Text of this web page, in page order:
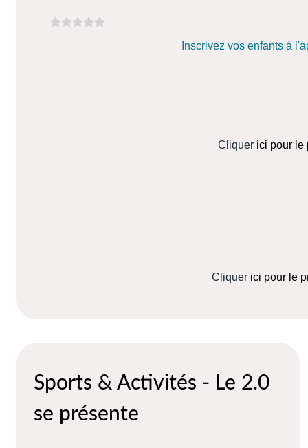
Inscrivez vos enfants à
Cliquer ici pour le
Cliquer ici pour le
Sports & Activités - Le 2.0
se présente